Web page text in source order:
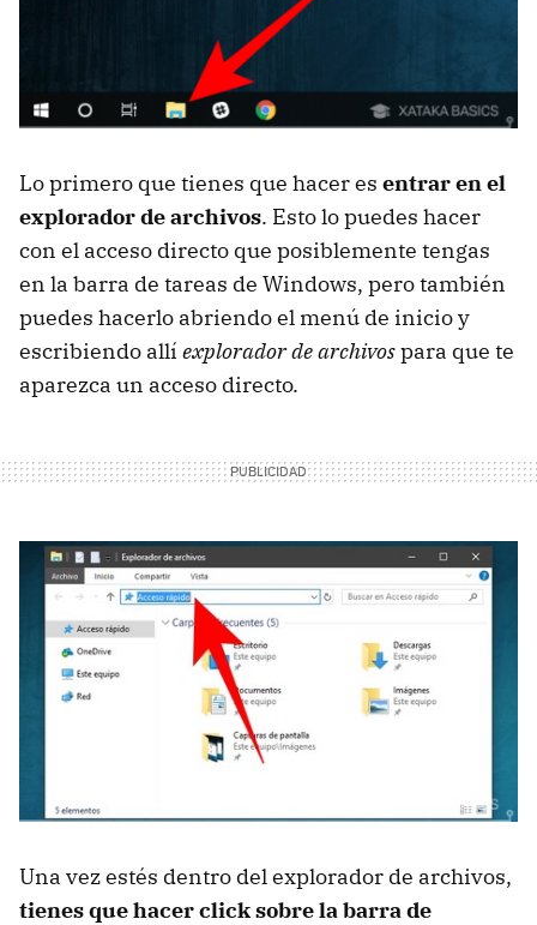
Lo primero que tienes que hacer es entrar en el
explorador de archivos. Esto lo puedes hacer
con el acceso directo que posiblemente tengas
en la barra de tareas de Windows, pero también
puedes hacerlo abriendo el menú de inicio y
escribiendo allí explorador de archivospara que te
aparezca un acceso directo.
Una vez estés dentro del explorador de archivos,
tienes que hacer click sobre la barra de